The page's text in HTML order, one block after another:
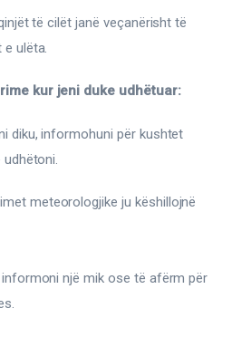
të cilët janë veçanërisht të
ulëta.
kur jeni duke udhëtuar:
diku, informohuni për kushtet
meteorologjike ju këshillojnë
një mik ose të afërm për